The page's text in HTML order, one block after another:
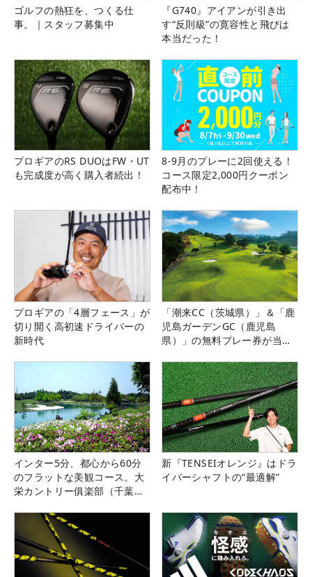
ゴルフの熱狂を、つくる仕
事。｜スタッフ募集中
『G740』アイアンが引き出
す“反則級”の寛容性と飛びは
本当だった！
プロギアのRS DUOはFW・UT
も完成度が高く購入者続出！
8-9月のプレーに2回使える！
コース限定2,000円クーポン
配布中！
プロギアの「4層フェース」が
切り開く高初速ドライバーの
新時代
「潮来CC（茨城県）」＆「鹿
児島ガーデンGC（鹿児島
県）」の無料プレー券が当た
インター5分、都心から60分
のフラットな美観コース。大
栄カントリー俱楽部（千葉
新『TENSEIオレンジ』はドラ
イバーシャフトの“最適解”